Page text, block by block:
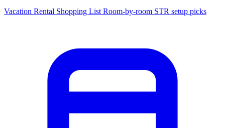
Vacation Rental Shopping List Room-by-room STR setup picks